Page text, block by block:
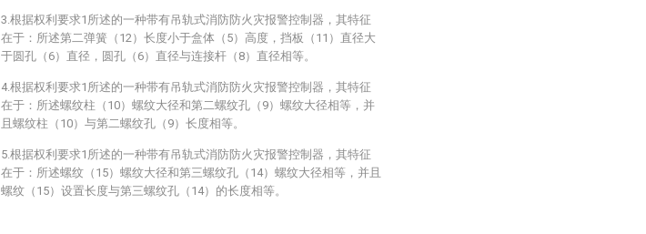
3.根据权利要求1所述的一种带有吊轨式消防防火灾报警控制器，其特征
在于：所述第二弹簧（12）长度小于盒体（5）高度，挡板（11）直径大
于圆孔（6）直径，圆孔（6）直径与连接杆（8）直径相等。
4.根据权利要求1所述的一种带有吊轨式消防防火灾报警控制器，其特征
在于：所述螺纹柱（10）螺纹大径和第二螺纹孔（9）螺纹大径相等，并
且螺纹柱（10）与第二螺纹孔（9）长度相等。
5.根据权利要求1所述的一种带有吊轨式消防防火灾报警控制器，其特征
在于：所述螺纹（15）螺纹大径和第三螺纹孔（14）螺纹大径相等，并且
螺纹（15）设置长度与第三螺纹孔（14）的长度相等。